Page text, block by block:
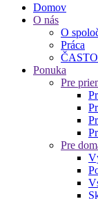
Domov
O nás
O
Práca
Ponuka
Pre
Pre